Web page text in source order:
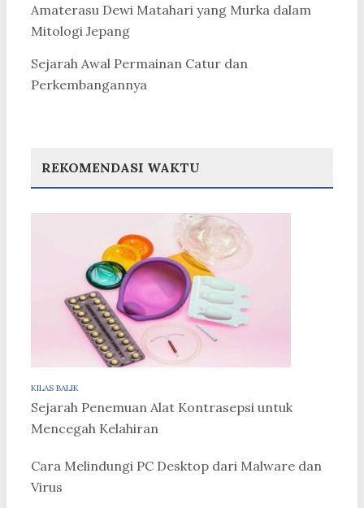
Amaterasu Dewi Matahari yang Murka dalam
Mitologi Jepang
Sejarah Awal Permainan Catur dan
Perkembangannya
REKOMENDASI WAKTU
KILAS BALIK
Sejarah Penemuan Alat Kontrasepsi untuk
Mencegah Kelahiran
Cara Melindungi PC Desktop dari Malware dan
Virus